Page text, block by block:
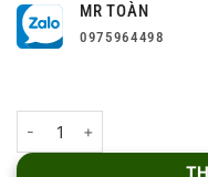
MR TOÀN
0975964498